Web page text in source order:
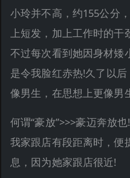
小玲并不高，约155公分
上短发，加上工作时的干
不过每次看到她因身材矮
是令我脸红赤热!久了以
像男生，在思想上更像男
何谓“豪放”>>>豪迈奔放
我家跟店有段距离时，便
息，因为她家跟店很近!